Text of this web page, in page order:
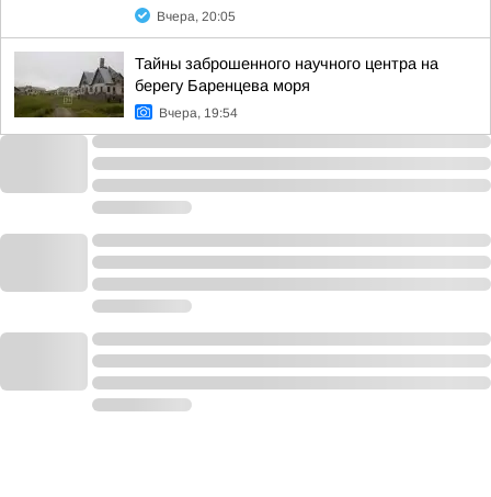
Вчера, 20:05
Тайны заброшенного научного центра на
берегу Баренцева моря
Вчера, 19:54